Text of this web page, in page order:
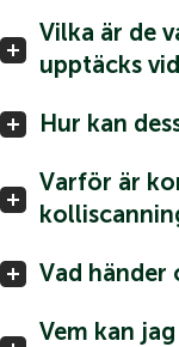
Vilka är de
upptäcks
Hur kan
Varför är
Vad händer
Vem kan